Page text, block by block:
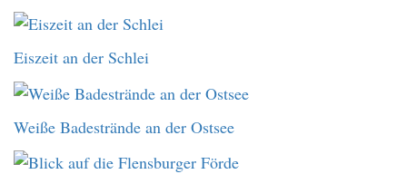
Eiszeit an der Schlei
Weiße Badestrände an der Ostsee